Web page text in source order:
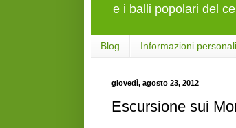
e i balli popolari del
Blog Informazioni personali
giovedì, agosto 23, 2012
Escursione sui